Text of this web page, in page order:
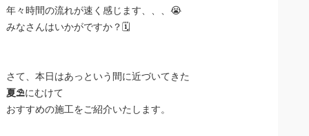
年々時間の流れが速く感じます、、、😭
みなさんはいかがですか？🗓️
さて、本日はあっという間に近づいてきた
夏⛱️にむけて
おすすめの施工をご紹介いたします。